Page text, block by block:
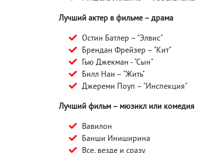
Лучший актер в фильме – драма
Остин Батлер – "Элвис"
Брендан Фрейзер – "Кит"
Гью Джекман - "Сын"
Билл Наи – "Жить"
Джереми Поуп – "Инспекция"
Лучший фильм – мюзикл или комедия
Вавилон
Банши Иниширина
Все, везде и сразу